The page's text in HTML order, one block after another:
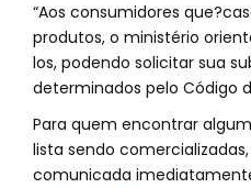
“Aos consumidores
produtos, o ministério
los, podendo solicitar sua
determinados pelo Código
Para quem encontrar
lista sendo
comunicada